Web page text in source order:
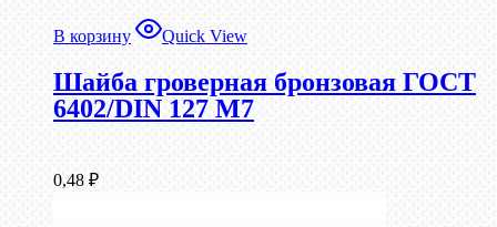
В корзину Quick View
Шайба гроверная бронзовая ГОСТ
6402/DIN 127 М7
0,48 ₽